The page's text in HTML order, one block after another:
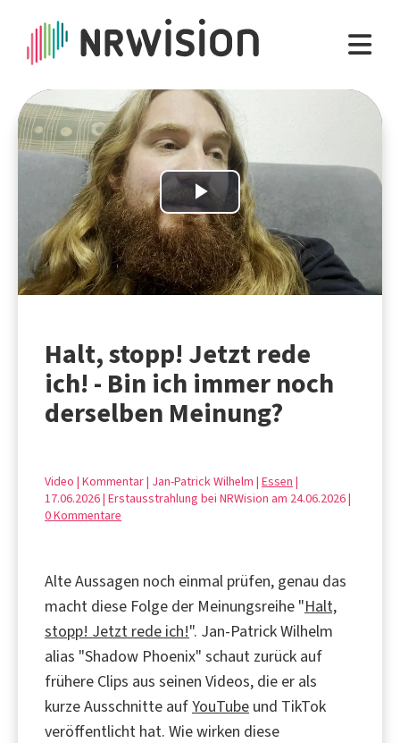
Play
Video
Halt, stopp! Jetzt rede
ich! - Bin ich immer noch
derselben Meinung?
Video | Kommentar | Jan-Patrick Wilhelm | Essen |
17.06.2026 | Erstausstrahlung bei NRWision am 24.06.2026 |
0 Kommentare
Alte Aussagen noch einmal prüfen, genau das
macht diese Folge der Meinungsreihe "Halt,
stopp! Jetzt rede ich!". Jan-Patrick Wilhelm
alias "Shadow Phoenix" schaut zurück auf
frühere Clips aus seinen Videos, die er als
kurze Ausschnitte aufYouTube und TikTok
veröffentlicht hat. Wie wirken diese